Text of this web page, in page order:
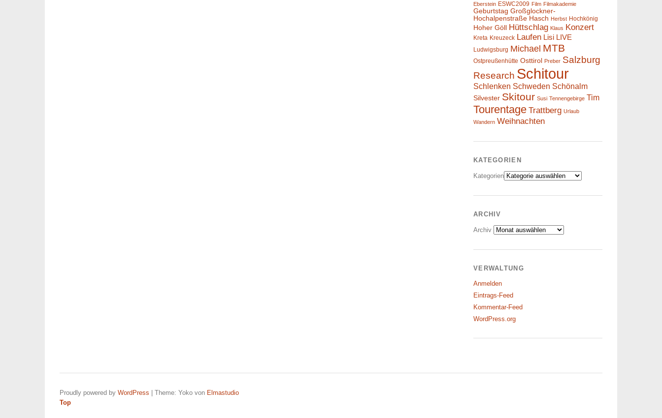
Eberstein ESWC2009 Film Filmakademie
Geburtstag Großglockner-
Hochalpenstraße Hasch Herbst Hochkönig
Hoher Göll Hüttschlag Klaus Konzert
Kreta Kreuzeck Laufen Lisi LIVE
Ludwigsburg Michael MTB
Ostpreußenhütte Osttirol Preber Salzburg
Research Schitour
Schlenken Schweden Schönalm
Silvester Skitour Susi Tennengebirge Tim
Tourentage Trattberg Urlaub
Wandern Weihnachten
KATEGORIEN
Kategorien
ARCHIV
Archiv
VERWALTUNG
Anmelden
Eintrags-Feed
Kommentar-Feed
WordPress.org
Proudly powered by WordPress Theme: Yoko von Elmastudio
Top